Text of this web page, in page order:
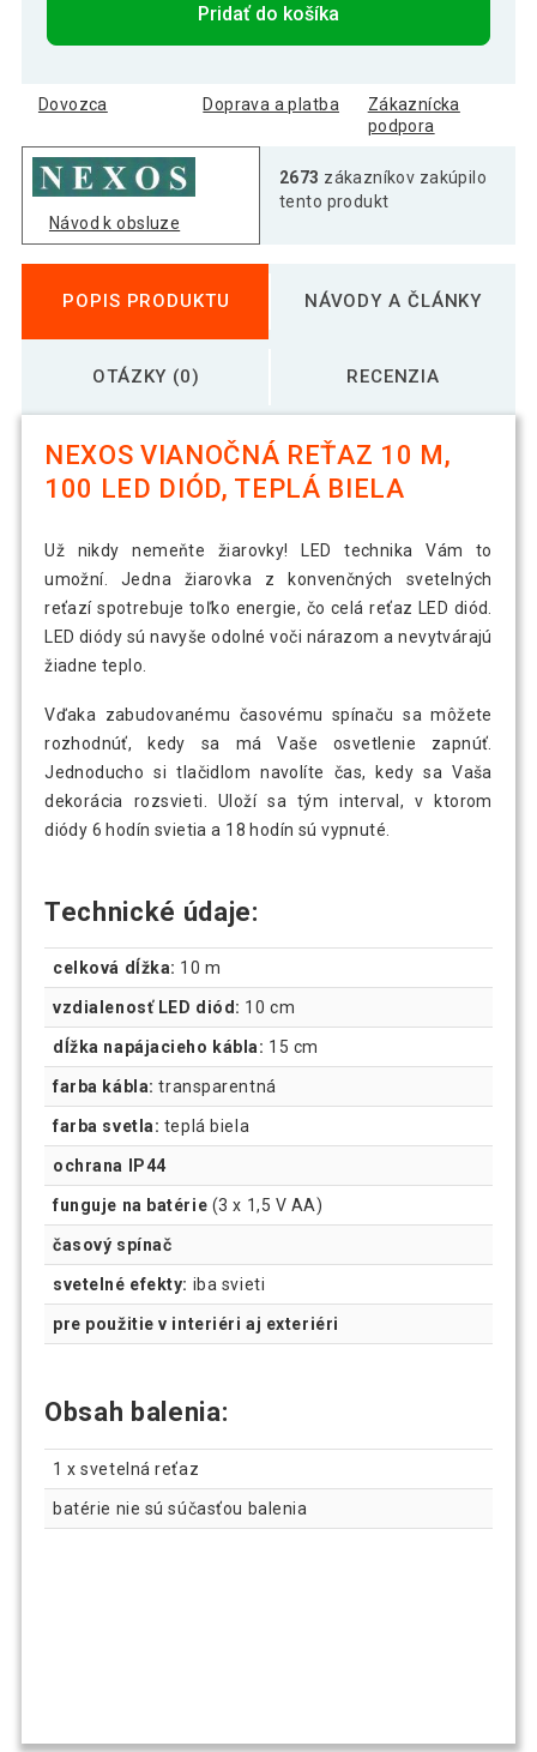
Pridať do košíka
Dovozca Doprava a platba
Zákaznícka
podpora
Návod k obsluze
2673 zákazníkov zakúpilo
tento produkt
POPIS PRODUKTU NÁVODY A ČLÁNKY
OTÁZKY (0) RECENZIA
NEXOS VIANOČNÁ REŤAZ 10 M,
100 LED DIÓD, TEPLÁ BIELA
Už nikdy nemeňte žiarovky! LED technika Vám to
umožní. Jedna žiarovka z konvenčných svetelných
reťazí spotrebuje toľko energie, čo celá reťaz LED diód.
LED diódy sú navyše odolné voči nárazom a nevytvárajú
žiadne teplo.
Vďaka zabudovanému časovému spínaču sa môžete
rozhodnúť, kedy sa má Vaše osvetlenie zapnúť.
Jednoducho si tlačidlom navolíte čas, kedy sa Vaša
dekorácia rozsvieti. Uloží sa tým interval, v ktorom
diódy 6 hodín svietia a 18 hodín sú vypnuté.
Technické údaje:
celková dĺžka: 10 m
vzdialenosť LED diód: 10 cm
dĺžka napájacieho kábla: 15 cm
farba kábla: transparentná
farba svetla: teplá biela
ochrana IP44
funguje na batérie (3 x 1,5 V AA)
časový spínač
svetelné efekty: iba svieti
pre použitie v interiéri aj exteriéri
Obsah balenia:
1 x svetelná reťaz
batérie nie sú súčasťou balenia